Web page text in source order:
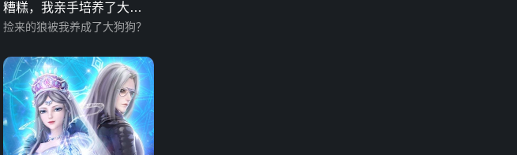
糟糕，我亲手培养了大反
派！
捡来的狼被我养成了大狗狗？